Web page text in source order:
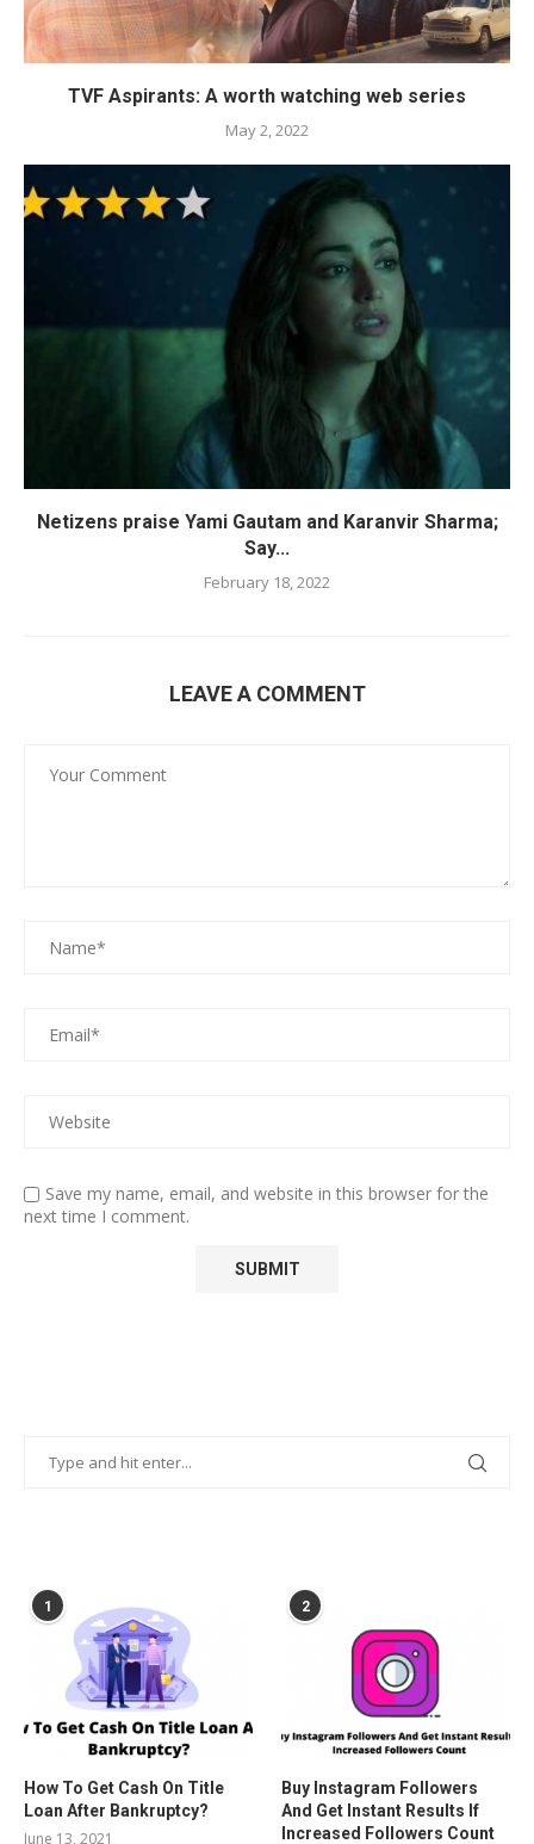
TVF Aspirants: A worth watching web series
May 2, 2022
Netizens praise Yami Gautam and Karanvir Sharma;
Say...
February 18, 2022
LEAVE A COMMENT
Save my name, email, and website in this browser for the
next time I comment.
1
How To Get Cash On Title
Loan After Bankruptcy?
June 13, 2021
2
Buy Instagram Followers
And Get Instant Results If
Increased Followers Count